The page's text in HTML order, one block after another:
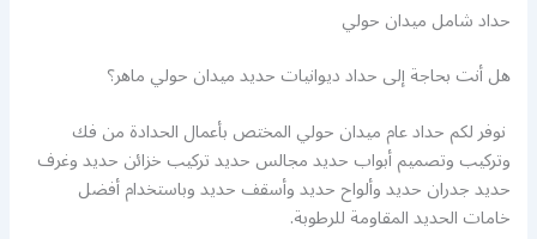
حداد شامل ميدان حولي
هل أنت بحاجة إلى حداد ديوانيات حديد ميدان حولي ماهر؟
نوفر لكم حداد عام ميدان حولي المختص بأعمال الحدادة من فك
وتركيب وتصميم أبواب حديد مجالس حديد تركيب خزائن حديد وغرف
حديد جدران حديد وألواح حديد وأسقف حديد وباستخدام أفضل
خامات الحديد المقاومة للرطوبة.